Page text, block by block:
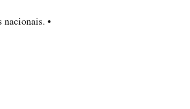
nacionais. •